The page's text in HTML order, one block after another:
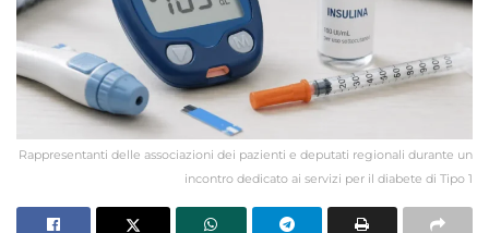
Rappresentanti delle associazioni dei pazienti e deputati regionali durante un
incontro dedicato ai servizi per il diabete di Tipo 1